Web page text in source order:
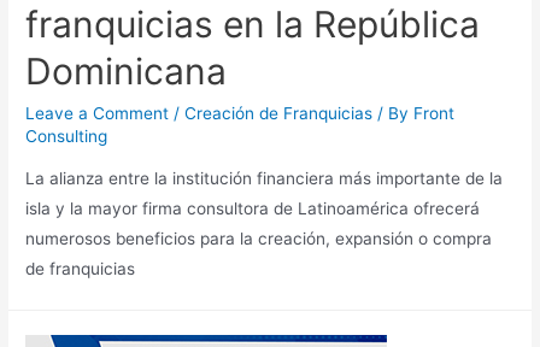
franquicias en la República
Dominicana
Leave a Comment /Creación de Franquicias / By Front
Consulting
La alianza entre la institución financiera más importante de la
isla y la mayor firma consultora de Latinoamérica ofrecerá
numerosos beneficios para la creación, expansión o compra
de franquicias